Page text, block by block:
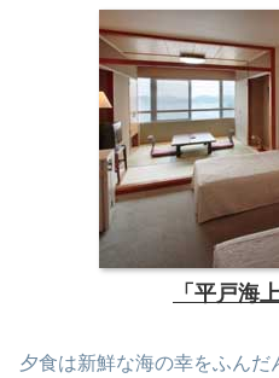
「平戸海
夕食は新鮮な海の幸をふんだ